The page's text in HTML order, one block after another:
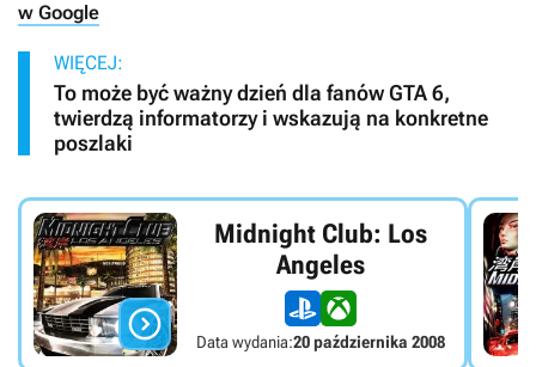
w Google
WIĘCEJ:
To może być ważny dzień dla fanów GTA 6,
twierdzą informatorzy i wskazują na konkretne
poszlaki

Midnight Club: Los
Angeles
Data wydania:20 października 2008